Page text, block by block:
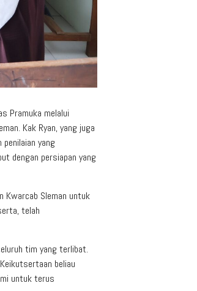
Pramuka melalui
Kak Ryan, yang juga
yang
dengan persiapan yang
Kwarcab Sleman untuk
telah
tim yang terlibat.
beliau
untuk terus